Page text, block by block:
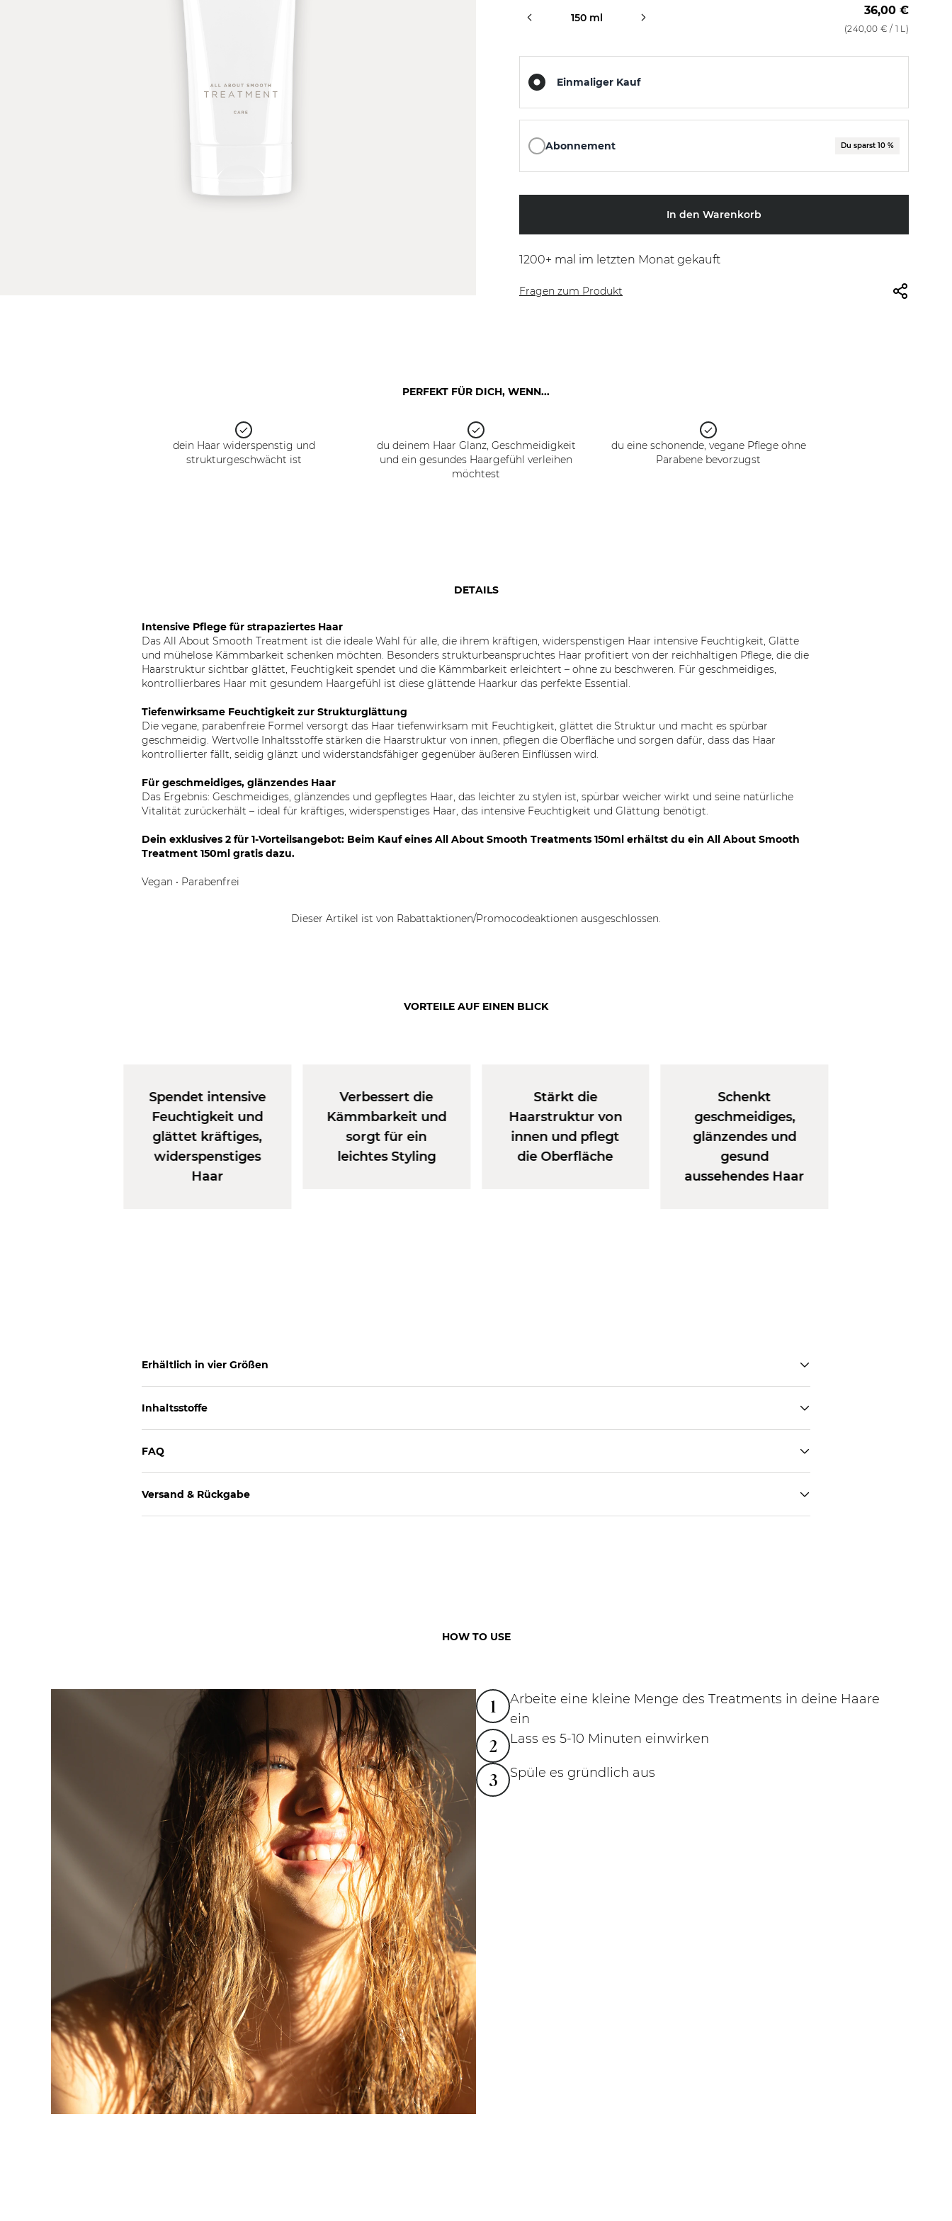
150 ml 3er Set
36,00 €
(240,00 € / 1 L)
Einmaliger Kauf
Abonnement Du sparst 10 %
In den Warenkorb
1200+ mal im letzten Monat gekauft
Fragen zum Produkt
PERFEKT FÜR DICH, WENN...
dein Haar widerspenstig und
strukturgeschwächt ist
du deinem Haar Glanz, Geschmeidigkeit
und ein gesundes Haargefühl verleihen
möchtest
du eine schonende, vegane Pflege ohne
Parabene bevorzugst
DETAILS
Intensive Pflege für strapaziertes Haar
Das All About Smooth Treatment ist die ideale Wahl für alle, die ihrem kräftigen, widerspenstigen Haar intensive Feuchtigkeit, Glätte
und mühelose Kämmbarkeit schenken möchten. Besonders strukturbeanspruchtes Haar profitiert von der reichhaltigen Pflege, die die
Haarstruktur sichtbar glättet, Feuchtigkeit spendet und die Kämmbarkeit erleichtert – ohne zu beschweren. Für geschmeidiges,
kontrollierbares Haar mit gesundem Haargefühl ist diese glättende Haarkur das perfekte Essential.
Tiefenwirksame Feuchtigkeit zur Strukturglättung
Die vegane, parabenfreie Formel versorgt das Haar tiefenwirksam mit Feuchtigkeit, glättet die Struktur und macht es spürbar
geschmeidig. Wertvolle Inhaltsstoffe stärken die Haarstruktur von innen, pflegen die Oberfläche und sorgen dafür, dass das Haar
kontrollierter fällt, seidig glänzt und widerstandsfähiger gegenüber äußeren Einflüssen wird.
Für geschmeidiges, glänzendes Haar
Das Ergebnis: Geschmeidiges, glänzendes und gepflegtes Haar, das leichter zu stylen ist, spürbar weicher wirkt und seine natürliche
Vitalität zurückerhält – ideal für kräftiges, widerspenstiges Haar, das intensive Feuchtigkeit und Glättung benötigt.
Dein exklusives 2 für 1-Vorteilsangebot: Beim Kauf eines All About Smooth Treatments 150ml erhältst du ein All About Smooth
Treatment 150ml gratis dazu.
Vegan • Parabenfrei
Dieser Artikel ist von Rabattaktionen/Promocodeaktionen ausgeschlossen.
VORTEILE AUF EINEN BLICK
Spendet intensive
Feuchtigkeit und
glättet kräftiges,
widerspenstiges
Haar
Verbessert die
Kämmbarkeit und
sorgt für ein
leichtes Styling
Stärkt die
Haarstruktur von
innen und pflegt
die Oberfläche
Schenkt
geschmeidiges,
glänzendes und
gesund
aussehendes Haar
Erhältlich in vier Größen
Inhaltsstoffe
FAQ
Versand & Rückgabe
HOW TO USE
1
Arbeite eine kleine Menge des Treatments in deine Haare
ein
2 Lass es 5-10 Minuten einwirken
3 Spüle es gründlich aus